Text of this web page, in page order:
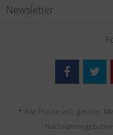
Newsletter
* Alle Preise inkl. gesetzl.